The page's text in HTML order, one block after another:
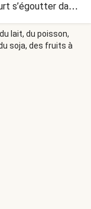
s’égoutter dans
lait, du poisson,
soja, des fruits à